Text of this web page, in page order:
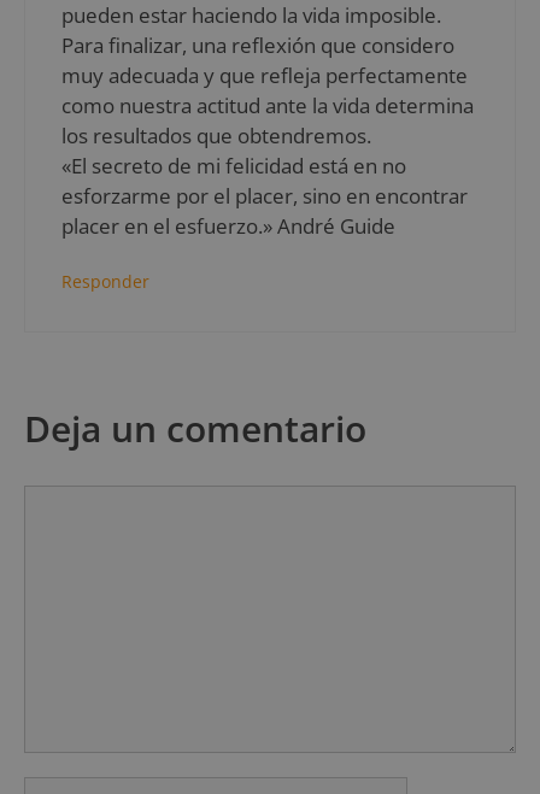
pueden estar haciendo la vida imposible.
Para finalizar, una reflexión que considero
muy adecuada y que refleja perfectamente
como nuestra actitud ante la vida determina
los resultados que obtendremos.
«El secreto de mi felicidad está en no
esforzarme por el placer, sino en encontrar
placer en el esfuerzo.» André Guide
Responder
Deja un comentario